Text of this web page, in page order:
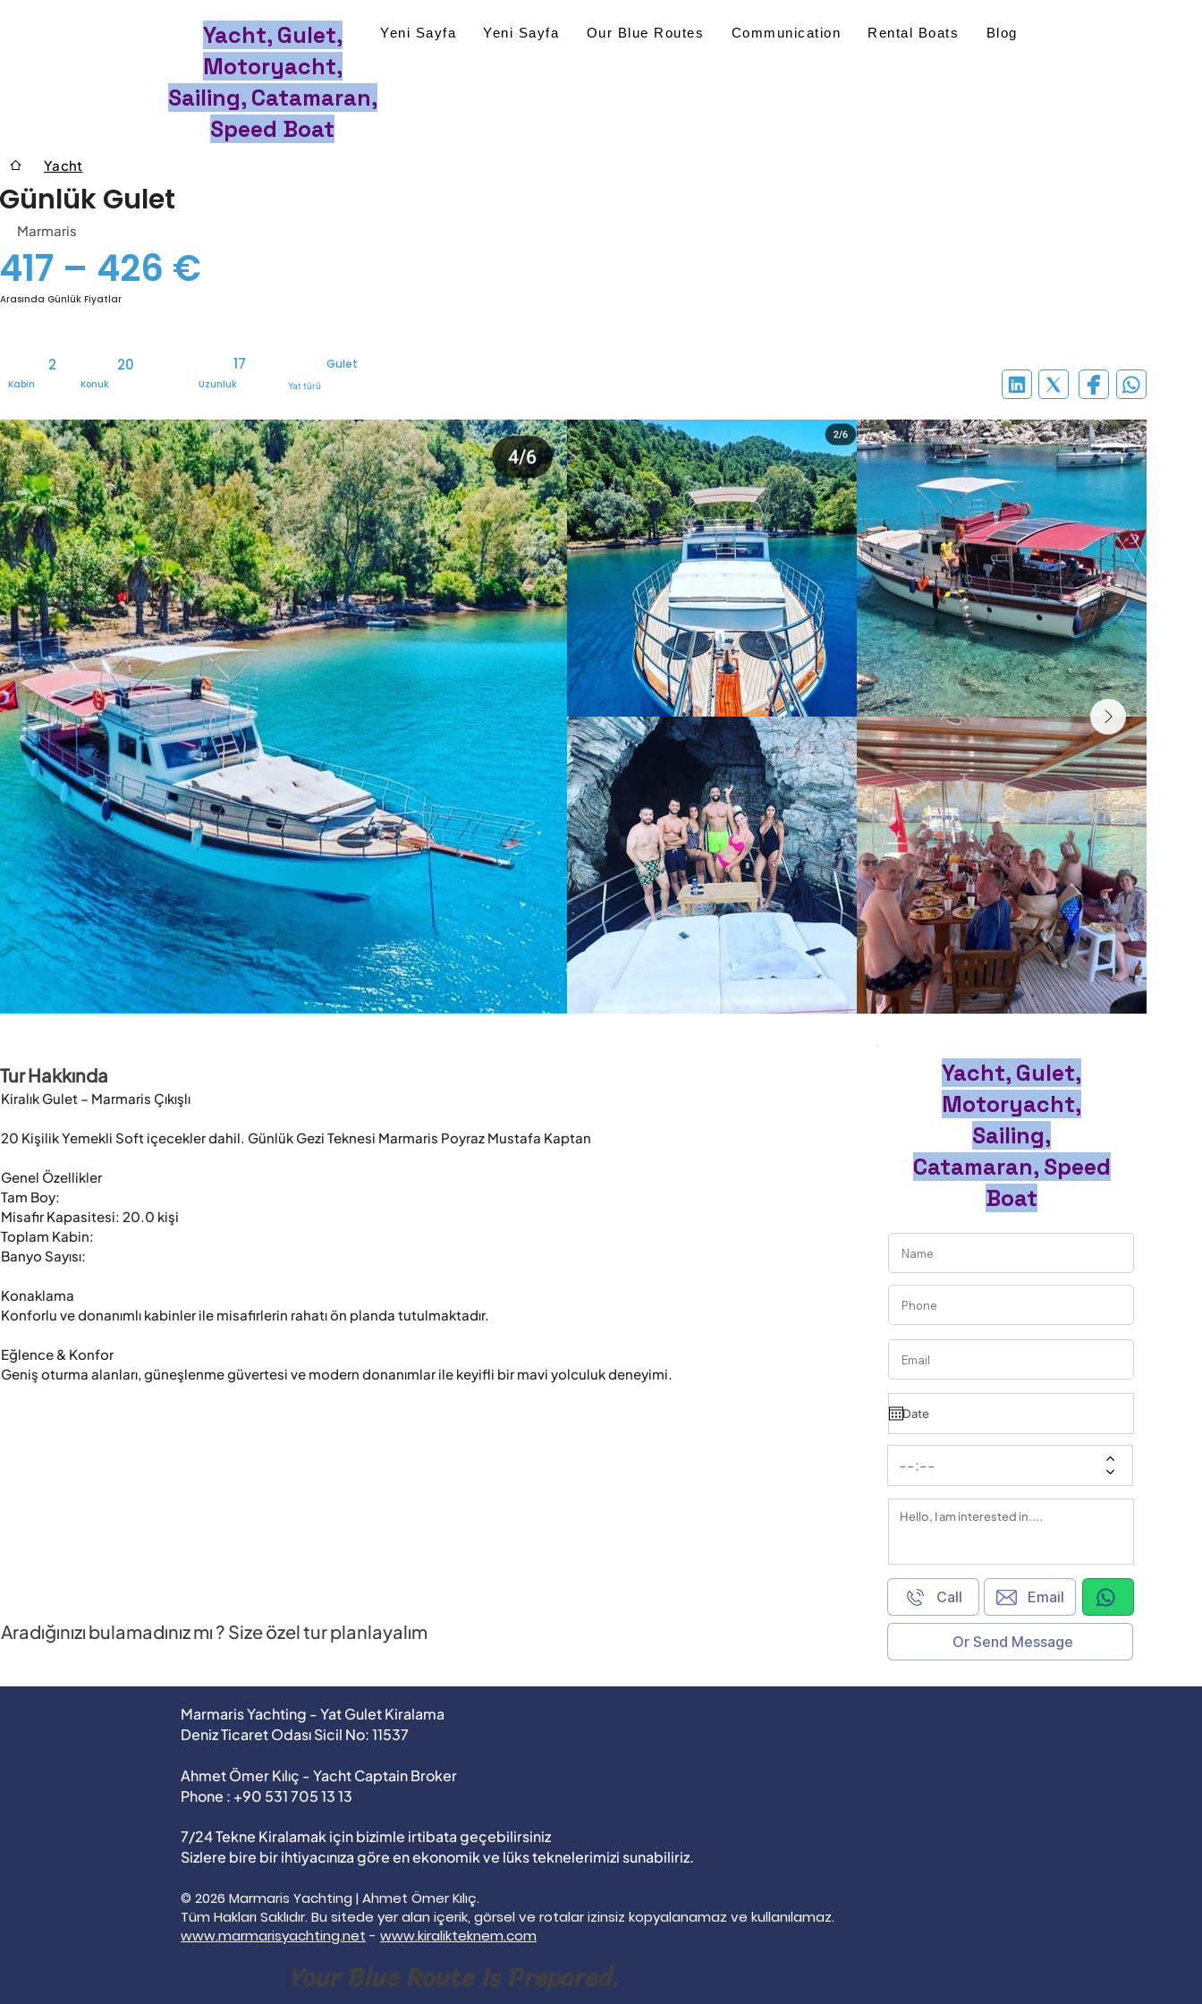
Yacht, Gulet,
Motoryacht,
Sailing, Catamaran,
Speed Boat
Yeni Sayfa Yeni Sayfa Our Blue Routes Communication Rental Boats Blog
Yacht
Günlük Gulet
Marmaris
417 – 426 €
Arasında Günlük Fiyatlar
Kabin
2 20
Konuk
17
Uzunluk
Gulet
Yat türü
Tur Hakkında
Kiralık Gulet – Marmaris Çıkışlı
20 Kişilik Yemekli Soft içecekler dahil. Günlük Gezi Teknesi Marmaris Poyraz Mustafa Kaptan
Genel Özellikler
Tam Boy:
Misafir Kapasitesi: 20.0 kişi
Toplam Kabin:
Banyo Sayısı:
Konaklama
Konforlu ve donanımlı kabinler ile misafirlerin rahatı ön planda tutulmaktadır.
Eğlence & Konfor
Geniş oturma alanları, güneşlenme güvertesi ve modern donanımlar ile keyifli bir mavi yolculuk deneyimi.
Aradığınızı bulamadınız mı ? Size özel tur planlayalım
Yacht, Gulet,
Motoryacht,
Sailing,
Catamaran, Speed
Boat
Call Email
Or Send Message
Marmaris Yachting - Yat Gulet Kiralama
Deniz Ticaret Odası Sicil No: 11537
Ahmet Ömer Kılıç - Yacht Captain Broker
Phone : +90 531 705 13 13
7/24 Tekne Kiralamak için bizimle irtibata geçebilirsiniz
Sizlere bire bir ihtiyacınıza göre en ekonomik ve lüks teknelerimizi sunabiliriz.
© 2026 Marmaris Yachting | Ahmet Ömer Kılıç.
Tüm Hakları Saklıdır. Bu sitede yer alan içerik, görsel ve rotalar izinsiz kopyalanamaz ve kullanılamaz.
www.marmarisyachting.net - www.kiralikteknem.com
Your Blue Route is Prepared.